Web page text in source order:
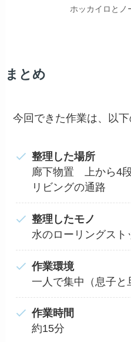
ホッカイロとノ
まとめ
今回できた作業は、以下
整理した場所
廊下物置 上から4
リビングの通路
整理したモノ
水のローリングスト
作業環境
一人で集中（息子と
作業時間
約15分